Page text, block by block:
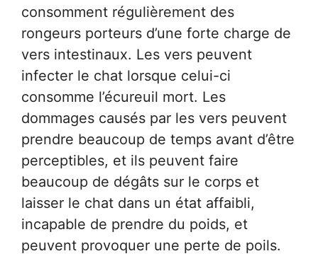
consomment régulièrement des
rongeurs porteurs d’une forte charge de
vers intestinaux. Les vers peuvent
infecter le chat lorsque celui-ci
consomme l’écureuil mort. Les
dommages causés par les vers peuvent
prendre beaucoup de temps avant d’être
perceptibles, et ils peuvent faire
beaucoup de dégâts sur le corps et
laisser le chat dans un état affaibli,
incapable de prendre du poids, et
peuvent provoquer une perte de poils.